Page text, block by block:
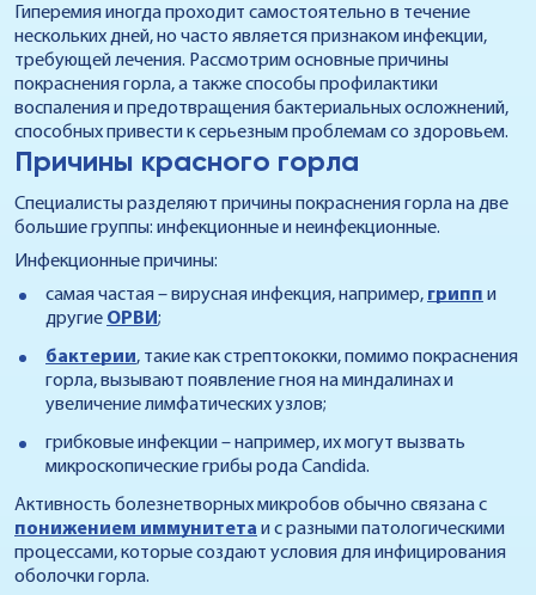
Гиперемия иногда проходит самостоятельно в течение
нескольких дней, но часто является признаком инфекции,
требующей лечения. Рассмотрим основные причины
покраснения горла, а также способы профилактики
воспаления и предотвращения бактериальных осложнений,
способных привести к серьезным проблемам со здоровьем.
Причины красного горла
Специалисты разделяют причины покраснения горла на две
большие группы: инфекционные и неинфекционные.
Инфекционные причины:
самая частая – вирусная инфекция, например, грипп и
другие ОРВИ;
бактерии, такие как стрептококки, помимо покраснения
горла, вызывают появление гноя на миндалинах и
увеличение лимфатических узлов;
грибковые инфекции – например, их могут вызвать
микроскопические грибы рода Candida.
Активность болезнетворных микробов обычно связана с
понижением иммунитета и с разными патологическими
процессами, которые создают условия для инфицирования
оболочки горла.